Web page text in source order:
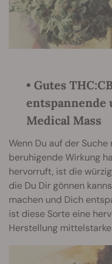
• Gutes
entspannende
Medical Mass
Wenn Du auf der
beruhigende Wirkung
hervorruft, ist die
die Du Dir gönnen
machen und Dich
ist diese Sorte eine
Herstellung